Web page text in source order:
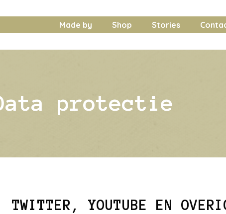
Made by Shop Stories
protectie
TWITTER, YOUTUBE EN